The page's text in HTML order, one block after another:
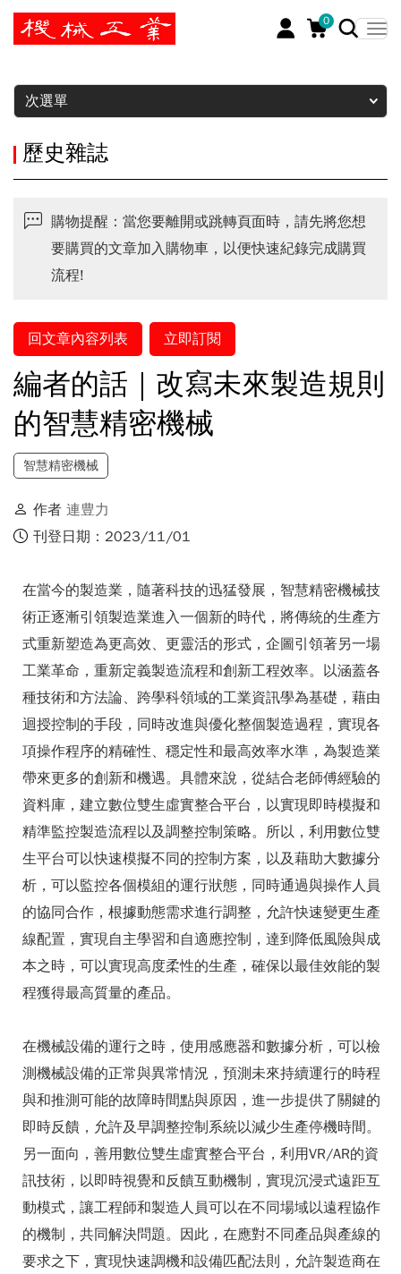
0
暫停
次選單
歷史雜誌
購物提醒：當您要離開或跳轉頁面時，請先將您想
要購買的文章加入購物車，以便快速紀錄完成購買
流程!
回文章內容列表 立即訂閱
編者的話｜改寫未來製造規則
的智慧精密機械
智慧精密機械
作者 連豊力
刊登日期：2023/11/01
在當今的製造業，隨著科技的迅猛發展，智慧精密機械技
術正逐漸引領製造業進入一個新的時代，將傳統的生產方
式重新塑造為更高效、更靈活的形式，企圖引領著另一場
工業革命，重新定義製造流程和創新工程效率。以涵蓋各
種技術和方法論、跨學科領域的工業資訊學為基礎，藉由
迴授控制的手段，同時改進與優化整個製造過程，實現各
項操作程序的精確性、穩定性和最高效率水準，為製造業
帶來更多的創新和機遇。具體來說，從結合老師傅經驗的
資料庫，建立數位雙生虛實整合平台，以實現即時模擬和
精準監控製造流程以及調整控制策略。所以，利用數位雙
生平台可以快速模擬不同的控制方案，以及藉助大數據分
析，可以監控各個模組的運行狀態，同時通過與操作人員
的協同合作，根據動態需求進行調整，允許快速變更生產
線配置，實現自主學習和自適應控制，達到降低風險與成
本之時，可以實現高度柔性的生產，確保以最佳效能的製
程獲得最高質量的產品。
在機械設備的運行之時，使用感應器和數據分析，可以檢
測機械設備的正常與異常情況，預測未來持續運行的時程
與和推測可能的故障時間點與原因，進一步提供了關鍵的
即時反饋，允許及早調整控制系統以減少生產停機時間。
另一面向，善用數位雙生虛實整合平台，利用VR/AR的資
訊技術，以即時視覺和反饋互動機制，實現沉浸式遠距互
動模式，讓工程師和製造人員可以在不同場域以遠程協作
的機制，共同解決問題。因此，在應對不同產品與產線的
要求之下，實現快速調機和設備匹配法則，允許製造商在